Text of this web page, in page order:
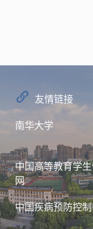
友情链接
南华大学
中国高等教育学
网
中国疾病预防控